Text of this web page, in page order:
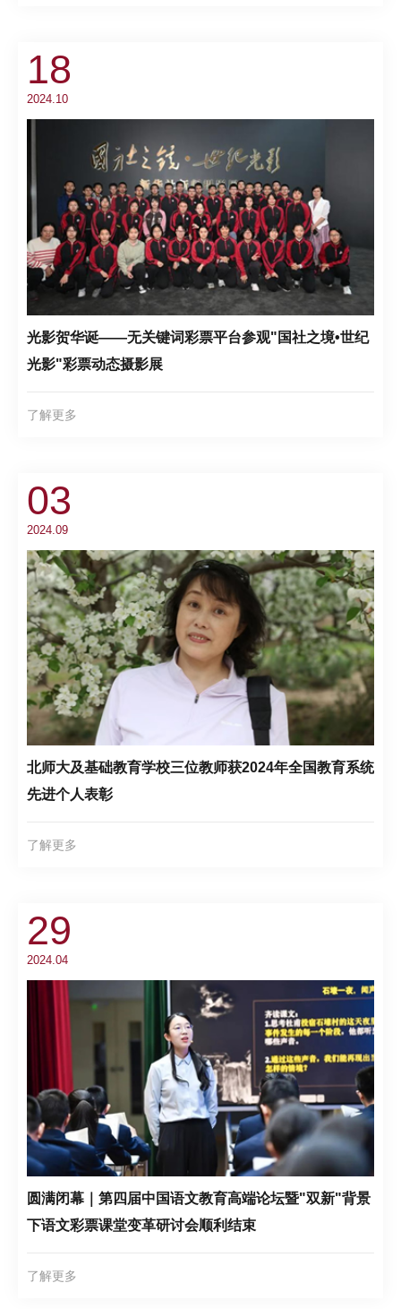
18
2024.10
光影贺华诞——无关键词彩票平台参观"国社之境•世纪
光影"彩票动态摄影展
了解更多
03
2024.09
北师大及基础教育学校三位教师获2024年全国教育系统
先进个人表彰
了解更多
29
2024.04
圆满闭幕｜第四届中国语文教育高端论坛暨"双新"背景
下语文彩票课堂变革研讨会顺利结束
了解更多